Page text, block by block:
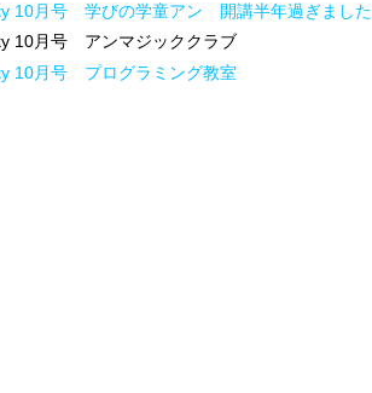
10月号 学びの学童アン 開講半年過ぎました
10月号 アンマジッククラブ
10月号 プログラミング教室